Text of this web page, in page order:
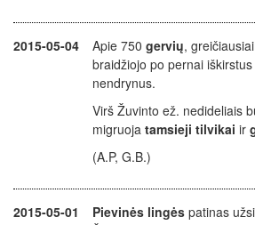
2015-05-04 Apie 750 gervių,
braidžiojo po pernai
nendrynus.
Virš Žuvinto ež. nedideliais
migruoja tamsieji tilvikai ir
(A.P, G.B.)
2015-05-01 Pievinės lingės patinas